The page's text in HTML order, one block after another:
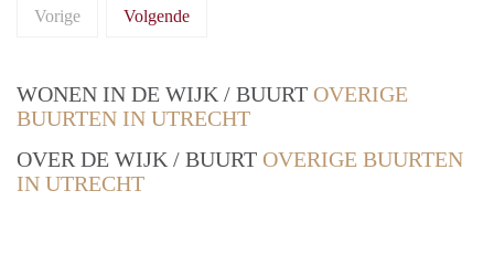
Vorige Volgende
WONEN IN DE WIJK / BUURT OVERIGE
BUURTEN IN UTRECHT
OVER DE WIJK / BUURT OVERIGE BUURTEN
IN UTRECHT